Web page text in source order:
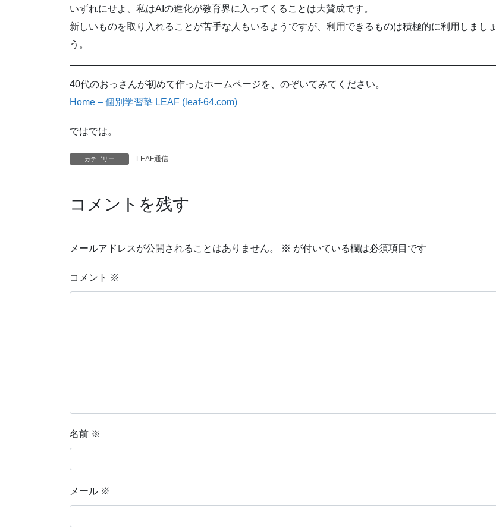
いずれにせよ、私はAIの進化が教育界に入ってくることは大賛成です。
新しいものを取り入れることが苦手な人もいるようですが、利用できるものは積極的に利用しましょ
う。
40代のおっさんが初めて作ったホームページを、のぞいてみてください。
Home – 個別学習塾 LEAF (leaf-64.com)
ではでは。
カテゴリー LEAF通信
コメントを残す
メールアドレスが公開されることはありません。 ※ が付いている欄は必須項目です
コメント ※
名前 ※
メール ※